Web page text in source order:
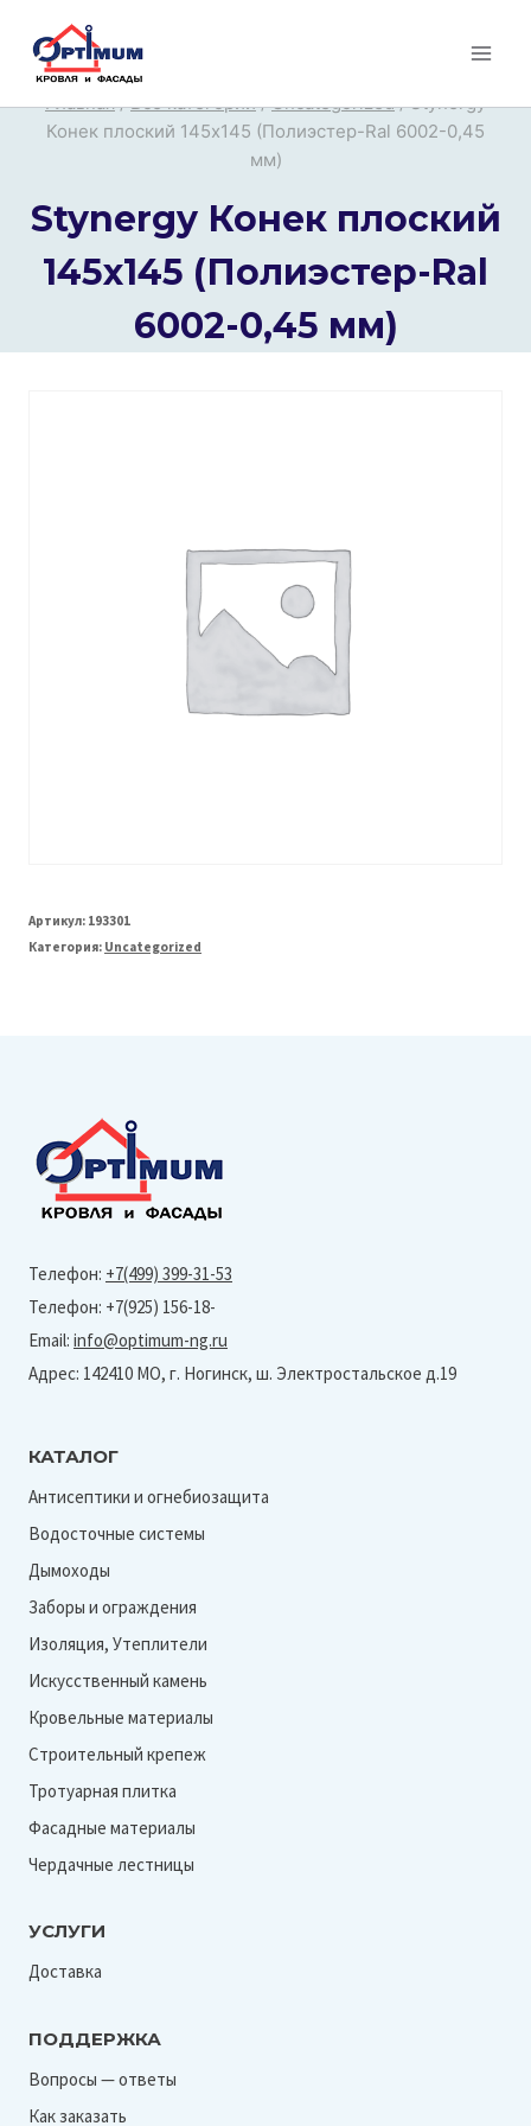
Перейти
Главная / Все категории / Uncategorized / Stynergy
Конек плоский 145х145 (Полиэстер-Ral 6002-0,45
мм)
Stynergy Конек плоский
145х145 (Полиэстер-Ral
6002-0,45 мм)
Артикул: 193301
Категория: Uncategorized
Телефон: +7(499) 399-31-53
Телефон: +7(925) 156-18-
Email: info@optimum-ng.ru
Адрес: 142410 МО, г. Ногинск, ш. Электростальское д.19
КАТАЛОГ
Антисептики и огнебиозащита
Водосточные системы
Дымоходы
Заборы и ограждения
Изоляция, Утеплители
Искусственный камень
Кровельные материалы
Строительный крепеж
Тротуарная плитка
Фасадные материалы
Чердачные лестницы
УСЛУГИ
Доставка
ПОДДЕРЖКА
Вопросы — ответы
Как заказать